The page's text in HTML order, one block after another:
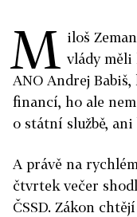
M iloš
vlády
ANO Andrej
financí, ho ale
o státní službě, ani
A právě na
čtvrtek večer
ČSSD. Zákon